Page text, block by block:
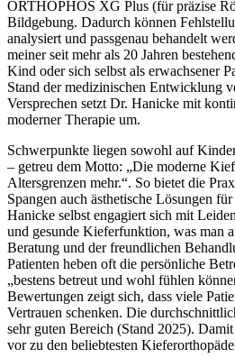
ORTHOPHOS XG Plus (für präzise
Bildgebung. Dadurch können
analysiert und passgenau behandelt
meiner seit mehr als 20 Jahren
Kind oder sich selbst als erwachsener
Stand der medizinischen Entwicklung
Versprechen setzt Dr. Hanicke mit
moderner Therapie um.
Schwerpunkte liegen sowohl auf
– getreu dem Motto: „Die moderne
Altersgrenzen mehr.“. So bietet die
Spangen auch ästhetische Lösungen
Hanicke selbst engagiert sich mit
und gesunde Kieferfunktion, was man
Beratung und der freundlichen
Patienten heben oft die persönliche
„bestens betreut und wohl fühlen
Bewertungen zeigt sich, dass viele
Vertrauen schenken. Die
sehr guten Bereich (Stand 2025).
vor zu den beliebtesten